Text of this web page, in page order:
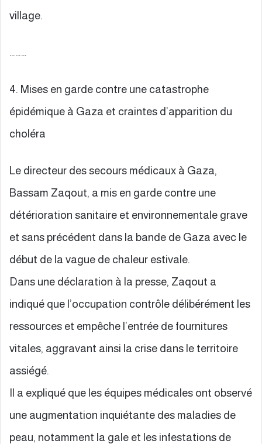
village.
………
4. Mises en garde contre une catastrophe
épidémique à Gaza et craintes d’apparition du
choléra
Le directeur des secours médicaux à Gaza,
Bassam Zaqout, a mis en garde contre une
détérioration sanitaire et environnementale grave
et sans précédent dans la bande de Gaza avec le
début de la vague de chaleur estivale.
Dans une déclaration à la presse, Zaqout a
indiqué que l’occupation contrôle délibérément les
ressources et empêche l’entrée de fournitures
vitales, aggravant ainsi la crise dans le territoire
assiégé.
Il a expliqué que les équipes médicales ont observé
une augmentation inquiétante des maladies de
peau, notamment la gale et les infestations de